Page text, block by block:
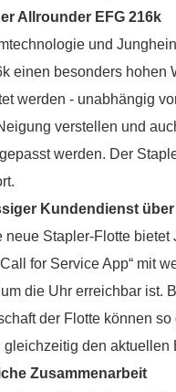
Allrounder EFG 216k
und
einen besonders hohen
werden - unabhängig
verstellen und
werden. Der
Kundendienst
neue Stapler-Flotte
for Service App“ mit
die Uhr erreichbar ist.
der Flotte können
gleichzeitig den
Zusammenarbeit